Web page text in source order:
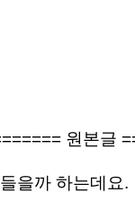
원본글
을까 하는데요.